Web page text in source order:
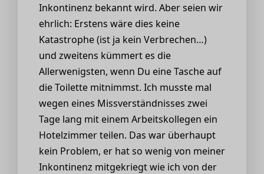
Inkontinenz bekannt wird. Aber seien wir
ehrlich: Erstens wäre dies keine
Katastrophe (ist ja kein Verbrechen…)
und zweitens kümmert es die
Allerwenigsten, wenn Du eine Tasche auf
die Toilette mitnimmst. Ich musste mal
wegen eines Missverständnisses zwei
Tage lang mit einem Arbeitskollegen ein
Hotelzimmer teilen. Das war überhaupt
kein Problem, er hat so wenig von meiner
Inkontinenz mitgekriegt wie ich von der